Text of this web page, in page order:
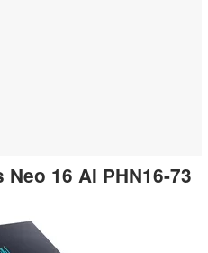
16 AI PHN16-73